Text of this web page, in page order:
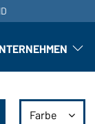
öffnen
Farbe